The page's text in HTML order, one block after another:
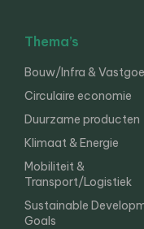
Thema’s
Bouw/Infra &
Circulaire economie
Duurzame producten
Klimaat & Energie
Mobiliteit &
Transport/Logistiek
Sustainable
Goals